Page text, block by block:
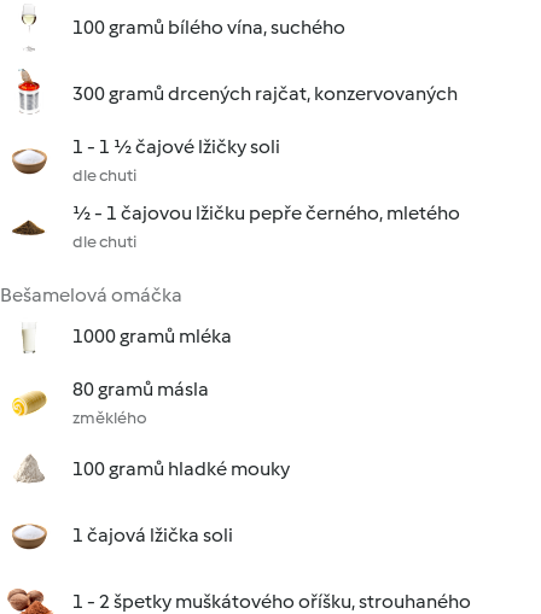
100 gramů bílého vína, suchého
300 gramů drcených rajčat, konzervovaných
1 - 1 ½ čajové lžičky soli
dle chuti
½ - 1 čajovou lžičku pepře černého, mletého
dle chuti
Bešamelová omáčka
1000 gramů mléka
80 gramů másla
změklého
100 gramů hladké mouky
1 čajová lžička soli
1 - 2 špetky muškátového oříšku, strouhaného